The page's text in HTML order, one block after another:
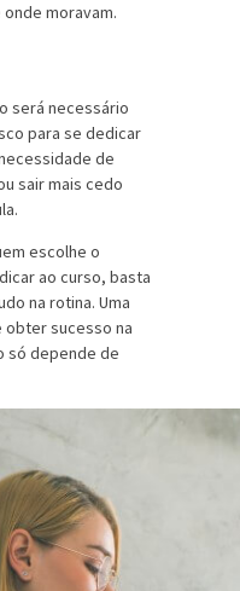
moravam.
será necessário
para se dedicar
de
sair mais cedo
escolhe o
ao curso, basta
na rotina. Uma
obter sucesso na
só depende de